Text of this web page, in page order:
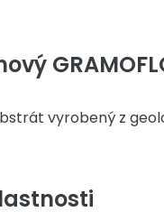
vyrobený z